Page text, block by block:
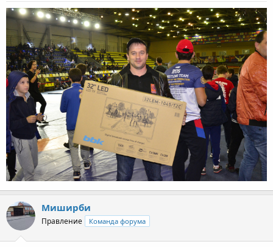
Миширби
Правление Команда форума